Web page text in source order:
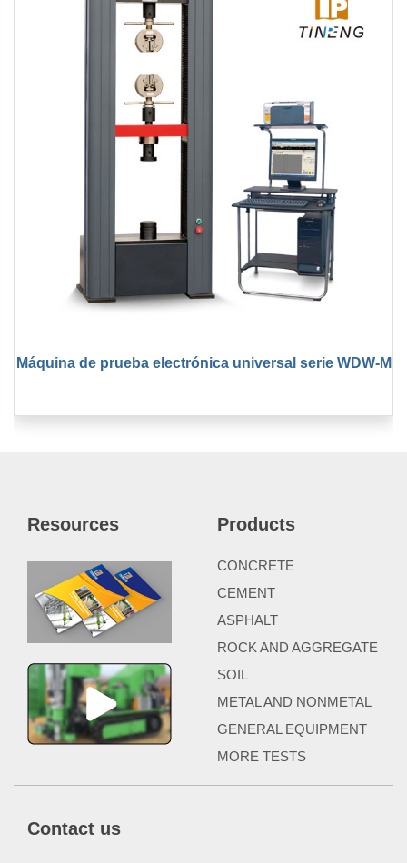
Máquina de prueba electrónica universal serie WDW-M
Resources Products
CONCRETE
CEMENT
ASPHALT
ROCK AND AGGREGATE
SOIL
METAL AND NONMETAL
GENERAL EQUIPMENT
MORE TESTS
Contact us